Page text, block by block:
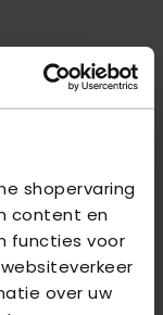
shopervaring
content en
functies voor
over uw
van onze 6
of bezoek